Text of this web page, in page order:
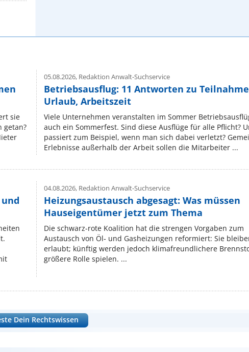
sie
getan?
05.08.2026,Redaktion Anwalt-Suchservice
Betriebsausflug: 11 Antworten zu
Urlaub, Arbeitszeit
Viele Unternehmen veranstalten im Sommer
auch ein Sommerfest. Sind diese Ausflüge für alle Pflicht?
passiert zum Beispiel, wenn man sich dabei verletzt?
Erlebnisse außerhalb der Arbeit sollen die Mitarbeiter ...
04.08.2026,Redaktion Anwalt-Suchservice
Heizungsaustausch abgesagt: Was müssen
Hauseigentümer jetzt zum Thema
Die schwarz-rote Koalition hat die strengen Vorgaben zum
Austausch von Öl‑ und Gasheizungen reformiert: Sie
erlaubt; künftig werden jedoch klimafreundlichere
größere Rolle spielen. ...
Dein Rechtswissen